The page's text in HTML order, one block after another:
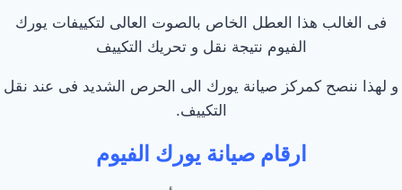
فى الغالب هذا العطل الخاص بالصوت العالى لتكييفات يورك
الفيوم نتيجة نقل و تحريك التكييف
و لهذا ننصح كمركز صيانة يورك الى الحرص الشديد فى عند نقل
التكييف.
ارقام صيانة يورك الفيوم